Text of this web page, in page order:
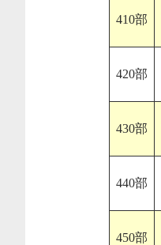
410部
420部
430部
440部
450部